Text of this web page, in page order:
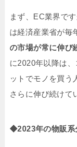
まず、EC業界で
は経済産業省が毎
の市場が常に伸び
に2020年以降は
ットでモノを買う
さらに伸び続けて
◆2023年の物販系